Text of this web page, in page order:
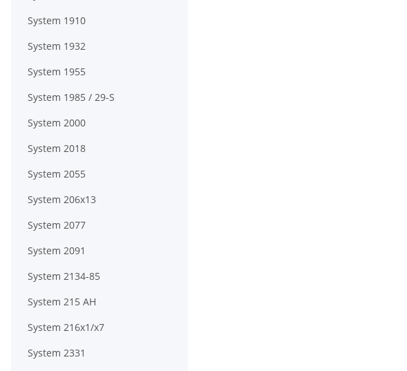
System 1910
System 1932
System 1955
System 1985 / 29-S
System 2000
System 2018
System 2055
System 206x13
System 2077
System 2091
System 2134-85
System 215 AH
System 216x1/x7
System 2331